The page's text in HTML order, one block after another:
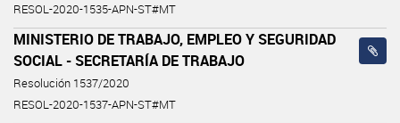
RESOL-2020-1535-APN-ST#MT
MINISTERIO DE TRABAJO, EMPLEO Y SEGURIDAD
SOCIAL - SECRETARÍA DE TRABAJO
Resolución 1537/2020
RESOL-2020-1537-APN-ST#MT